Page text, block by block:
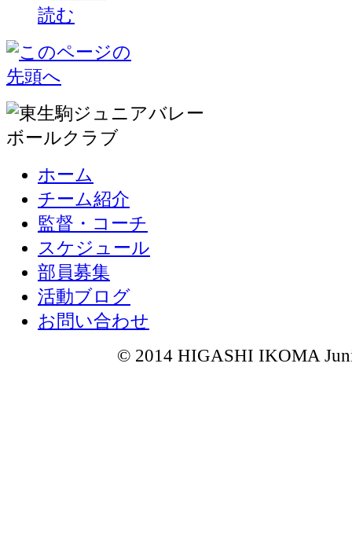
ホーム
チーム紹介
監督・コーチ
スケジュール
部員募集
活動ブログ
お問い合わせ
© 2014 HIGASHI IKOMA